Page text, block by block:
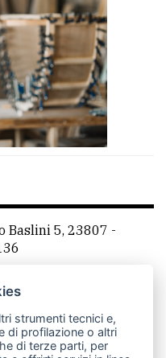
Baslini 5, 23807 -
LeccoOnline
RSS
strumenti tecnici e,
di profilazione o altri
di terze parti, per